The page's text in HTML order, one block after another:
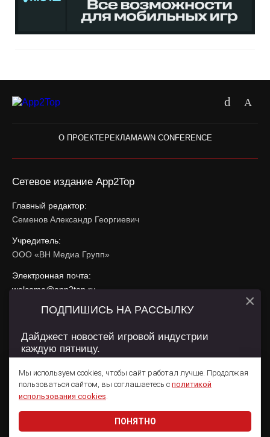
О ПРОЕКТЕРЕКЛАМАWN CONFERENCE
Сетевое издание App2Top
Главный редактор:
Семенов Александр Георгиевич
Учредитель:
ООО «ВН Медиа Групп»
Электронная почта:
welcome@app2top.ru
При использовании материалов активная ссылка на
Сайт использует IP адреса, cookie, данные геолокации
использования содержатся вПолитике конфиденциальностии
Пользовательском соглашении .
© 2011 — 2026 App2Top 16+
Мы используем cookies, чтобы сайт работал лучше. Продолжая
пользоваться сайтом, вы соглашаетесь с политикой
использования cookies.
ПОНЯТНО
ПОДПИШИСЬ НА РАССЫЛКУ
Дайджест новостей игровой индустрии
каждую пятницу.
Даю согласие на обработкуперсональных данных
×